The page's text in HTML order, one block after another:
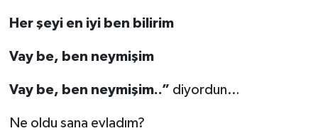
Her şeyi en iyi ben bilirim
Vay be, ben neymişim
Vay be, ben neymişim..” diyordun…
Ne oldu sana evladım?